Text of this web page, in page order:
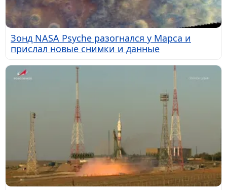
Зонд NASA Psyche разогнался у Марса и
прислал новые снимки и данные